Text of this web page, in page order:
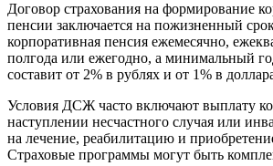
Договор страхования на формирование
пенсии заключается на пожизненный
корпоративная пенсия ежемесячно,
полгода или ежегодно, а минимальный
составит от 2% в рублях и от 1% в
Условия ДСЖ часто включают выплату
наступлении несчастного случая или
на лечение, реабилитацию и
Страховые программы могут быть